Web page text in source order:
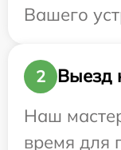
Вашего
2
Выезд
Наш
время для